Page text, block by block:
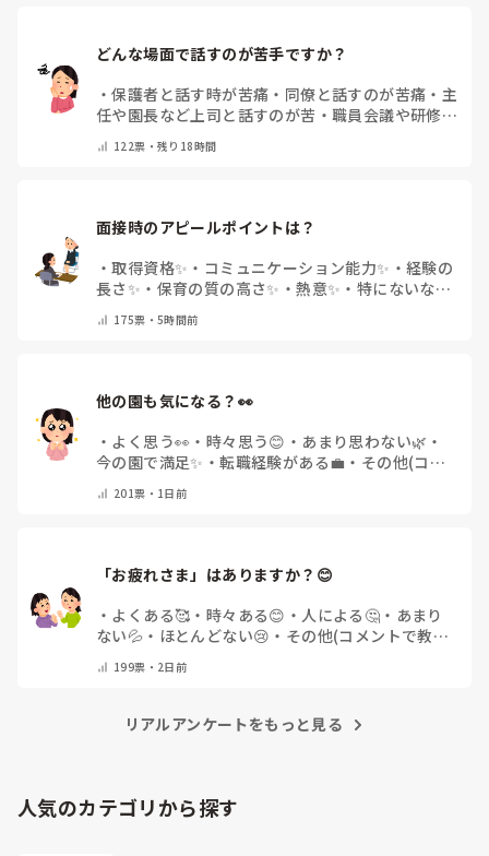
どんな場面で話すのが苦手ですか？
・保護者と話す時が苦痛 ・ 同僚と話すのが苦痛 ・ 主
任や園長など上司と話すのが苦 ・ 職員会議や研修場
面で話すのが苦 ・
他(コメントで教えてください)
122票・残り18時間
面接時のアピールポイントは？
・取得資格✨ ・ コミュニケーション能力✨ ・ 経験の
長さ✨ ・ 保育の質の高さ✨ ・熱意✨ ・ 特にないな・
その他(コメントで教えて下さい)
175票・5時間前
他の園も気になる？👀
・ よく思う👀 ・ 時々思う😊 ・ あまり思わない🌿 ・
今の園で満足✨ ・転職経験がある💼 ・ その他(コメ
ントで教えてください)
201票・ 1日前
「お疲れさま」はありますか？😊
・ よくある🥰 ・ 時々ある😊 ・ 人による🤔 ・ あまり
ない💦 ・ ほとんどない😢 ・ その他(コメントで教え
てください)
199票・ 2日前
リアルアンケートをもっと見る
人気のカテゴリから探す